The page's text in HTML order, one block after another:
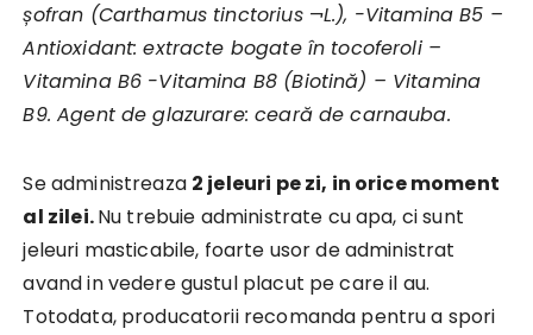
șofran (Carthamus tinctorius ¬L.), -Vitamina B5 –
Antioxidant: extracte bogate în tocoferoli –
Vitamina B6 -Vitamina B8 (Biotină) – Vitamina
B9. Agent de glazurare: ceară de carnauba.
Se administreaza 2 jeleuri pe zi, in orice moment
al zilei.Nu trebuie administrate cu apa, ci sunt
jeleuri masticabile, foarte usor de administrat
avand in vedere gustul placut pe care il au.
Totodata, producatorii recomanda pentru a spori